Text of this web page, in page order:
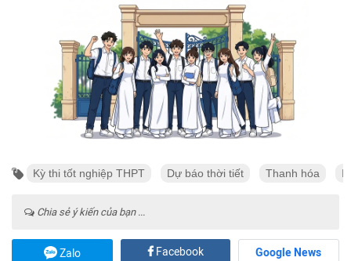
Kỳ thi tốt nghiệp THPT Dự báo thời tiết Thanh hóa
Chia sẻ ý kiến của bạn ...
Zalo Facebook Google News